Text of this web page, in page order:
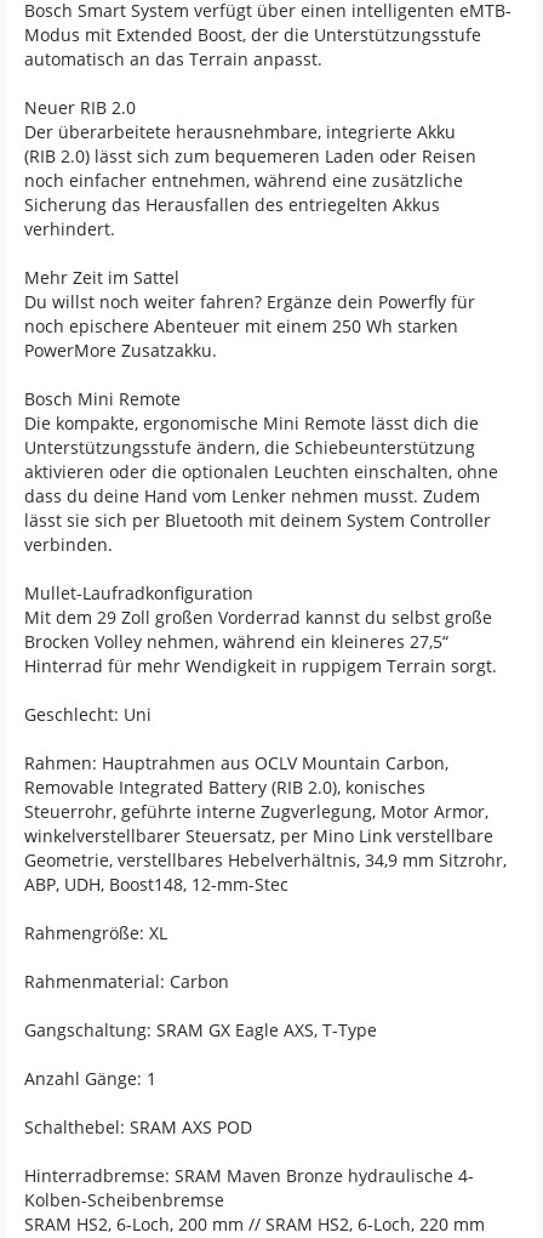
Bosch Smart System verfügt über einen intelligenten eMTB-
Modus mit Extended Boost, der die Unterstützungsstufe
automatisch an das Terrain anpasst.
Neuer RIB 2.0
Der überarbeitete herausnehmbare, integrierte Akku
(RIB 2.0) lässt sich zum bequemeren Laden oder Reisen
noch einfacher entnehmen, während eine zusätzliche
Sicherung das Herausfallen des entriegelten Akkus
verhindert.
Mehr Zeit im Sattel
Du willst noch weiter fahren? Ergänze dein Powerfly für
noch epischere Abenteuer mit einem 250 Wh starken
PowerMore Zusatzakku.
Bosch Mini Remote
Die kompakte, ergonomische Mini Remote lässt dich die
Unterstützungsstufe ändern, die Schiebeunterstützung
aktivieren oder die optionalen Leuchten einschalten, ohne
dass du deine Hand vom Lenker nehmen musst. Zudem
lässt sie sich per Bluetooth mit deinem System Controller
verbinden.
Mullet-Laufradkonfiguration
Mit dem 29 Zoll großen Vorderrad kannst du selbst große
Brocken Volley nehmen, während ein kleineres 27,5“
Hinterrad für mehr Wendigkeit in ruppigem Terrain sorgt.
Geschlecht: Uni
Rahmen: Hauptrahmen aus OCLV Mountain Carbon,
Removable Integrated Battery (RIB 2.0), konisches
Steuerrohr, geführte interne Zugverlegung, Motor Armor,
winkelverstellbarer Steuersatz, per Mino Link verstellbare
Geometrie, verstellbares Hebelverhältnis, 34,9 mm Sitzrohr,
ABP, UDH, Boost148, 12-mm-Stec
Rahmengröße: XL
Rahmenmaterial: Carbon
Gangschaltung: SRAM GX Eagle AXS, T-Type
Anzahl Gänge: 1
Schalthebel: SRAM AXS POD
Hinterradbremse: SRAM Maven Bronze hydraulische 4-
Kolben-Scheibenbremse
SRAM HS2, 6-Loch, 200 mm // SRAM HS2, 6-Loch, 220 mm